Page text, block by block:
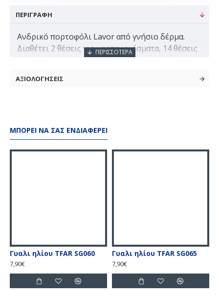
ΠΕΡΙΓΡΑΦΗ
Ανδρικό πορτοφόλι Lavor από γνήσιο δέρμα.
Διαθέτει 2 θέσεις για χαρτονομίσματα, 14 θέσεις
για κάρτες και RFID - Radio Frequency
κάρτες από χάκερς που μπορεί να υποκλέψουν
ΑΞΙΟΛΟΓΗΣΕΙΣ
ΜΠΟΡΕΊ ΝΑ ΣΑΣ ΕΝΔΙΑΦΈΡΕΙ
Γυαλι ηλίου TFAR SG060
7,90€
Γυαλι ηλίου TFAR SG065
7,90€